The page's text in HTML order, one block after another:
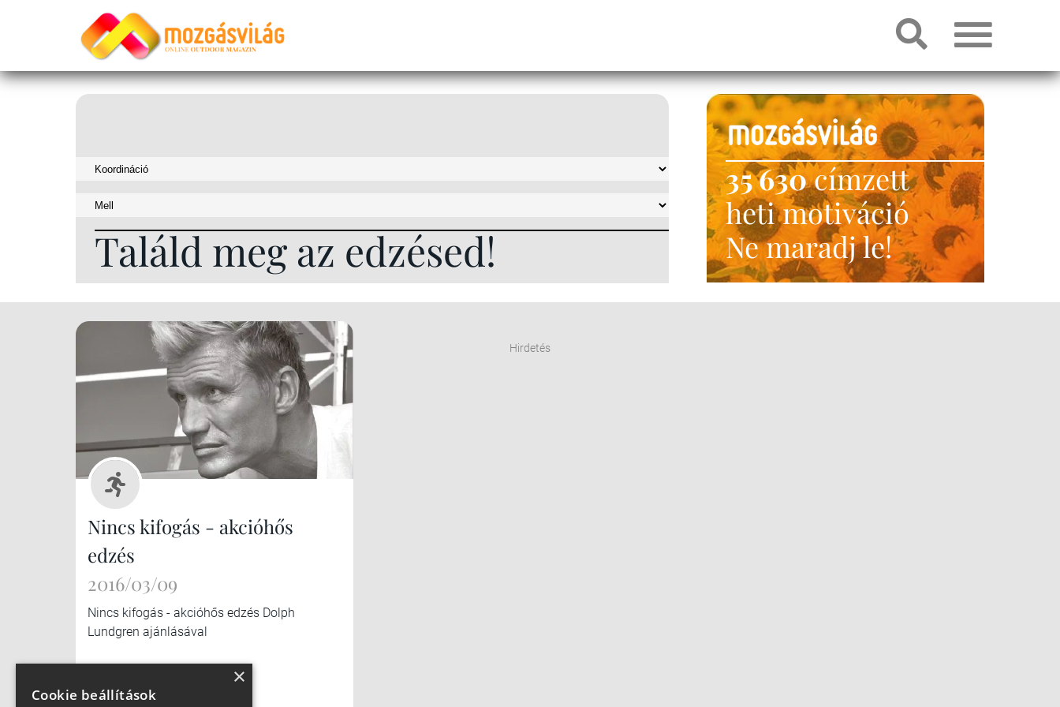
Találd meg az edzésed!
35 630címzett
heti motiváció
Ne maradj le!
Nincs kifogás - akcióhős
edzés
2016/03/09
Nincs kifogás - akcióhős edzés Dolph
Lundgren ajánlásával
Hirdetés
×
Cookie beállítások